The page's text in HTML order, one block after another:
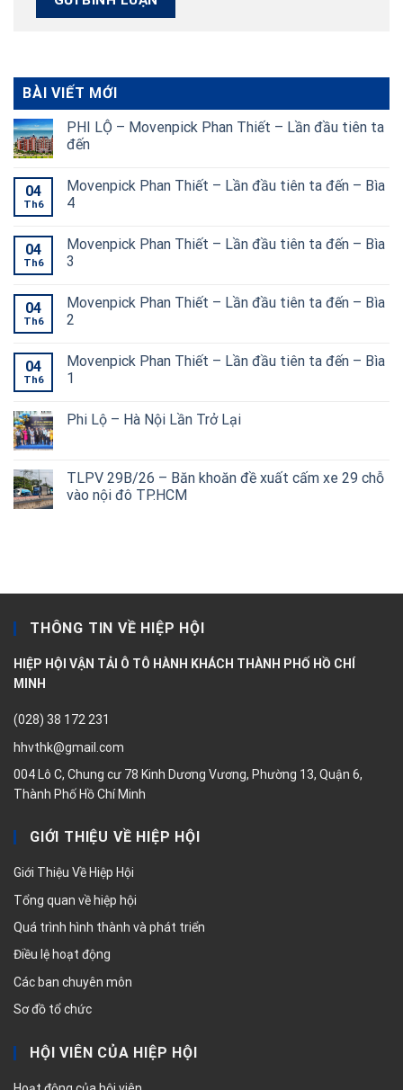
BÀI VIẾT MỚI
PHI LỘ – Movenpick Phan Thiết – Lần đầu tiên ta
đến
04
Th6
Movenpick Phan Thiết – Lần đầu tiên ta đến – Bìa
4
04
Th6
Movenpick Phan Thiết – Lần đầu tiên ta đến – Bìa
3
04
Th6
Movenpick Phan Thiết – Lần đầu tiên ta đến – Bìa
2
04
Th6
Movenpick Phan Thiết – Lần đầu tiên ta đến – Bìa
1
Phi Lộ – Hà Nội Lần Trở Lại
TLPV 29B/26 – Băn khoăn đề xuất cấm xe 29 chỗ
vào nội đô TP.HCM
THÔNG TIN VỀ HIỆP HỘI
HIỆP HỘI VẬN TẢI Ô TÔ HÀNH KHÁCH THÀNH PHỐ HỒ CHÍ
MINH
(028) 38 172 231
hhvthk@gmail.com
004 Lô C, Chung cư 78 Kinh Dương Vương, Phường 13, Quận 6,
Thành Phố Hồ Chí Minh
GIỚI THIỆU VỀ HIỆP HỘI
Giới Thiệu Về Hiệp Hội
Tổng quan về hiệp hội
Quá trình hình thành và phát triển
Điều lệ hoạt động
Các ban chuyên môn
Sơ đồ tổ chức
HỘI VIÊN CỦA HIỆP HỘI